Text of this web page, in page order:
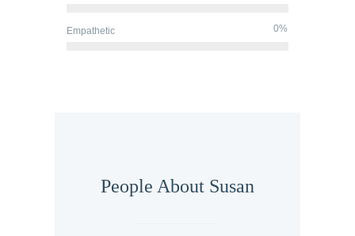
Empathetic 0%
People About Susan